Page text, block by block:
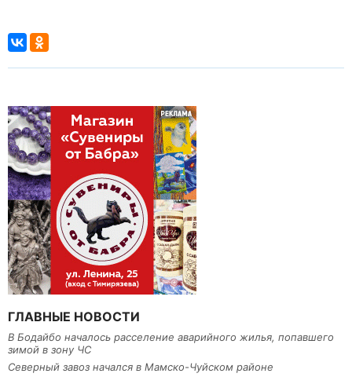
ГЛАВНЫЕ НОВОСТИ
В Бодайбо началось расселение аварийного жилья, попавшего
зимой в зону ЧС
Северный завоз начался в Мамско-Чуйском районе